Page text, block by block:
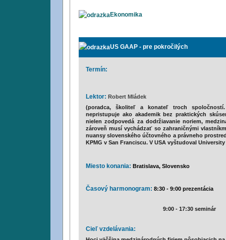
Ekonomika
US GAAP - pre pokročilých
Termín:
Lektor: Robert Mládek
(poradca, školiteľ a konateľ troch
nepristupuje ako akademik bez praktických
nielen zodpovedá za dodržiavanie noriem,
zároveň musí vychádzať so zahraničnými
nuansy slovenského účtovného a právneho
KPMG v San Franciscu. V USA vyštudoval
Miesto konania: Bratislava, Slovensko
Časový harmonogram: 8:30 - 9:00 prezentácia
9:00 - 17:30 seminár
Cieľ vzdelávania: